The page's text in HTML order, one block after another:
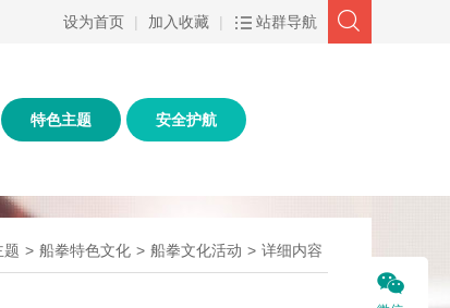
设为首页 | 加入收藏 | 站群导航
特色主题 安全护航
题 > 船拳特色文化 > 船拳文化活动 > 详细内容